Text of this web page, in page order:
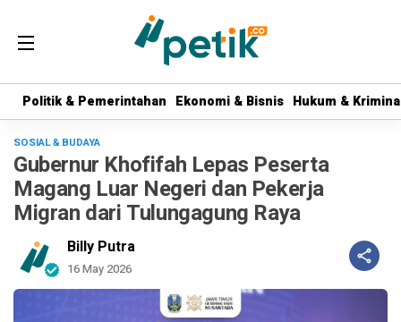
Politik & Pemerintahan Ekonomi & Bisnis Hukum &
Politik & Pemerintahan Ekonomi & Bisnis Hukum &
SOSIAL & BUDAYA
Gubernur Khofifah Lepas Peserta
Magang Luar Negeri dan Pekerja
Migran dari Tulungagung Raya
Billy Putra
16 May 2026